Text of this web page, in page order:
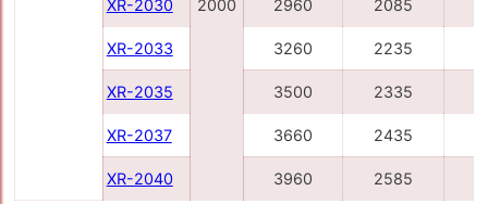
2000
XR-2030 2960 2085
XR-2033 3260 2235
XR-2035 3500 2335
XR-2037 3660 2435
XR-2040 3960 2585